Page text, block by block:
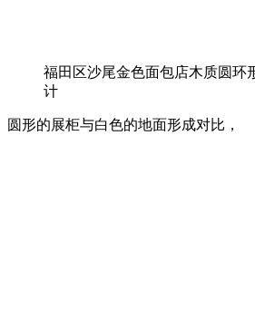
福田区沙尾金色面包店木质圆环
计
圆形的展柜与白色的地面形成对比，